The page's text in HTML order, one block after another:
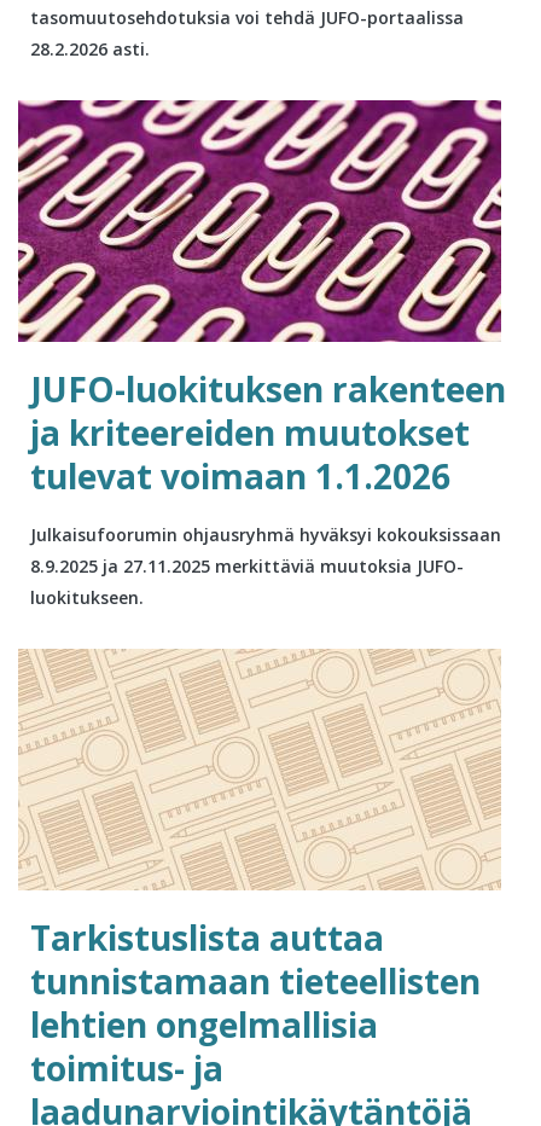
tasomuutosehdotuksia voi tehdä JUFO-portaalissa
28.2.2026 asti.
JUFO-luokituksen rakenteen
ja kriteereiden muutokset
tulevat voimaan 1.1.2026
Julkaisufoorumin ohjausryhmä hyväksyi kokouksissaan
8.9.2025 ja 27.11.2025 merkittäviä muutoksia JUFO-
luokitukseen.
Tarkistuslista auttaa
tunnistamaan tieteellisten
lehtien ongelmallisia
toimitus- ja
laadunarviointikäytäntöjä